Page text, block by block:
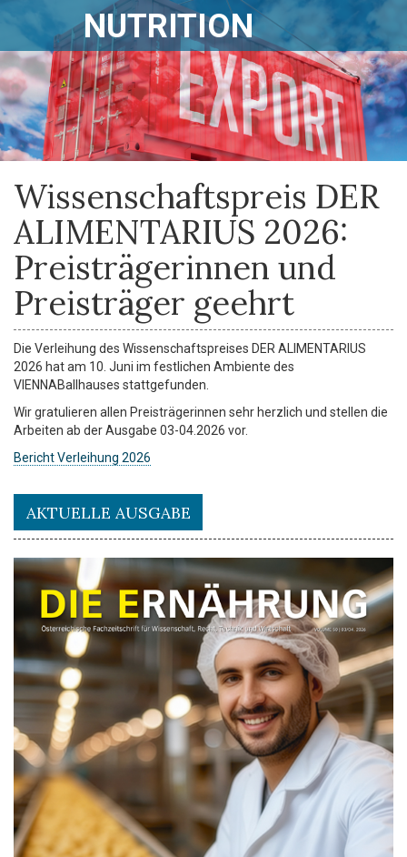
NUTRITION
Wissenschaftspreis DER
ALIMENTARIUS 2026:
Preisträgerinnen und
Preisträger geehrt
Die Verleihung des Wissenschaftspreises DER ALIMENTARIUS
2026 hat am 10. Juni im festlichen Ambiente des
VIENNABallhauses stattgefunden.
Wir gratulieren allen Preisträgerinnen sehr herzlich und stellen die
Arbeiten ab der Ausgabe 03-04.2026 vor.
Bericht Verleihung 2026
AKTUELLE AUSGABE